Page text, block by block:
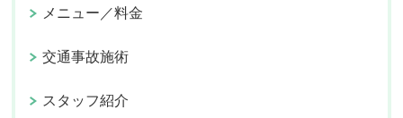
メニュー／料金
交通事故施術
スタッフ紹介